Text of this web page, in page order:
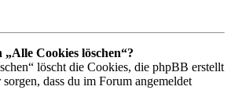
Cookies löschen“?
löscht die Cookies, die phpBB erstellt
dass du im Forum angemeldet